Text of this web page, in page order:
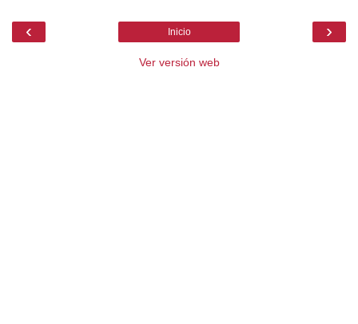
‹ ›
Inicio
Ver versión web